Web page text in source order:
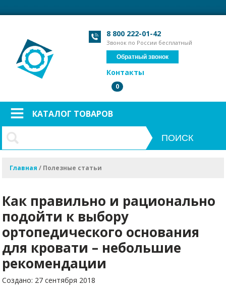
8 800 222-01-42
Звонок по России бесплатный
Обратный звонок
Контакты
0
КАТАЛОГ ТОВАРОВ
Главная / Полезные статьи
Как правильно и рационально
подойти к выбору
ортопедического основания
для кровати – небольшие
рекомендации
Создано: 27 сентября 2018